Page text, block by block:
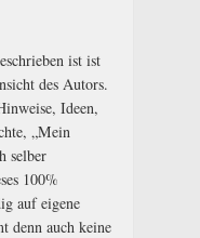
ist ist
des Autors.
Ideen,
„Mein
selber
100%
auf eigene
denn auch keine